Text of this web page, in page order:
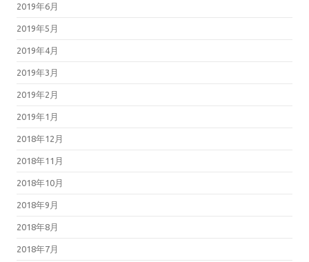
2019年6月
2019年5月
2019年4月
2019年3月
2019年2月
2019年1月
2018年12月
2018年11月
2018年10月
2018年9月
2018年8月
2018年7月